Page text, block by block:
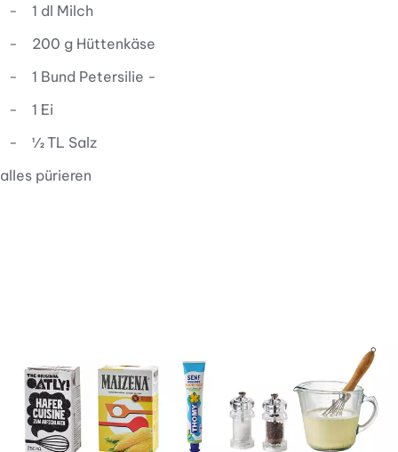
1 dl Milch
200 g Hüttenkäse
1 Bund Petersilie -
1 Ei
½ TL Salz
alles pürieren